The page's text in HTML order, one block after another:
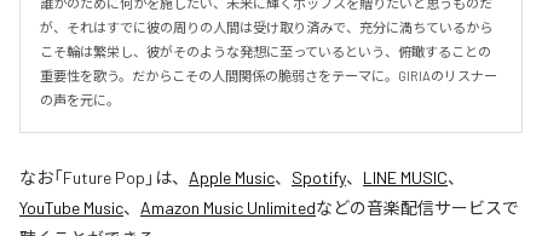
誰かのために何かを施したい、未来に輝くポップスを贈りたいと思うものだ
が、それはすでに彼の周りの人間は受け取り済みで、充分に満ちているから
こそ輪は繁栄し、彼がそのような発想に至っているという、俯瞰することの
重要性を歌う。だからこその人間関係の脆弱さをテーマに。GIRIAのリスナー
の声を元に。
なお「Future Pop 」は、 Apple Music、 Spotify、 LINE MUSIC、
YouTube Music、 Amazon Music Unlimitedなどの音楽配信サービスで